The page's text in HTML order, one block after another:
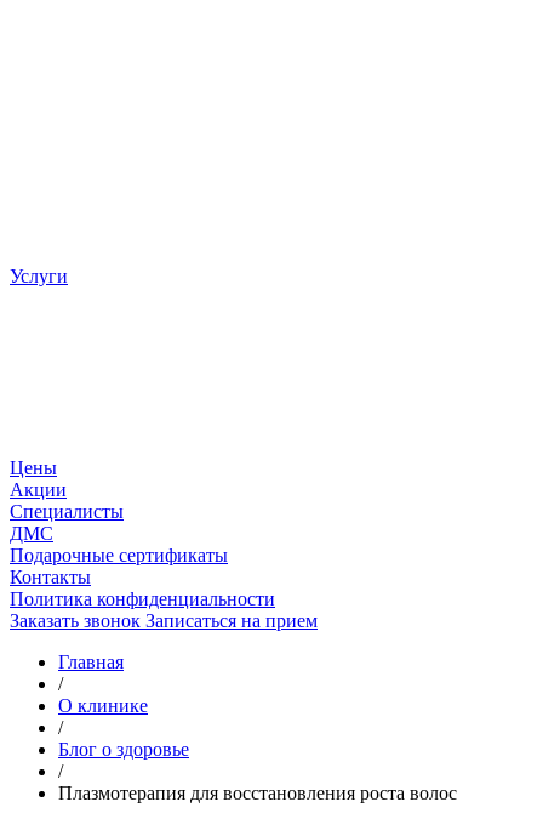
Услуги
Цены
Акции
Специалисты
ДМС
Подарочные сертификаты
Контакты
Политика конфиденциальности
Заказать звонок Записаться на прием
Главная
/
О клинике
/
Блог о здоровье
/
Плазмотерапия для восстановления роста волос